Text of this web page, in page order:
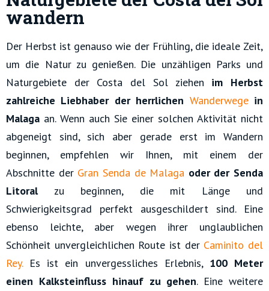
wandern
Der Herbst ist genauso wie der Frühling, die ideale Zeit,
um die Natur zu genießen. Die unzähligen Parks und
Naturgebiete der Costa del Sol ziehen im Herbst
zahlreiche Liebhaber der herrlichen Wanderwegein
Malaga an. Wenn auch Sie einer solchen Aktivität nicht
abgeneigt sind, sich aber gerade erst im Wandern
beginnen, empfehlen wir Ihnen, mit einem der
Abschnitte der Gran Senda de Malaga oder der Senda
Litoralzu beginnen, die mit Länge und
Schwierigkeitsgrad perfekt ausgeschildert sind. Eine
ebenso leichte, aber wegen ihrer unglaublichen
Schönheit unvergleichlichen Route ist derCaminito del
Rey.Es ist ein unvergessliches Erlebnis, 100 Meter
einen Kalksteinfluss hinauf zu gehen. Eine weitere